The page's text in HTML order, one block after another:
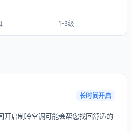
1-3级
长时间开启
开启制冷空调可能会帮您找回舒适的